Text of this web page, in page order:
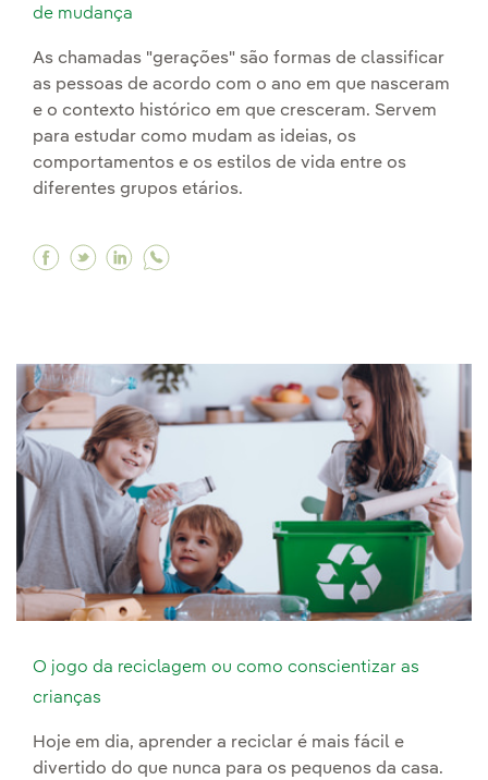
de mudança
As chamadas "gerações" são formas de classificar
as pessoas de acordo com o ano em que nasceram
e o contexto histórico em que cresceram. Servem
para estudar como mudam as ideias, os
comportamentos e os estilos de vida entre os
diferentes grupos etários.
Facebook Da geração 'baby boomer' à 'pós-
Twitter Da geração 'baby boomer' à 'pós-
Linkedin Da geração 'baby boomer' à
O jogo da reciclagem ou como conscientizar as
crianças
Hoje em dia, aprender a reciclar é mais fácil e
divertido do que nunca para os pequenos da casa.